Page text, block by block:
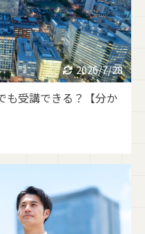
2026/7/28
も受講できる？【分か